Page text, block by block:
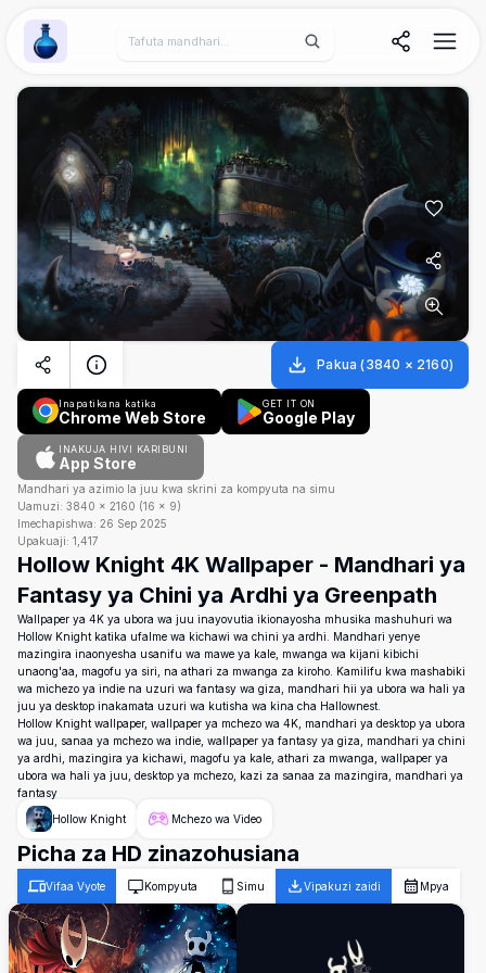
Wallpaper Alchemy
Pakua (3840 × 2160)
Inapatikana katika
Chrome Web Store
GET IT ON
Google Play
INAKUJA HIVI KARIBUNI
App Store
Mandhari ya azimio la juu kwa skrini za kompyuta na simu
Uamuzi: 3840 × 2160 (16 × 9)
Imechapishwa: 26 Sep 2025
Upakuaji: 1,417
Hollow Knight 4K Wallpaper - Mandhari ya
Fantasy ya Chini ya Ardhi ya Greenpath
Wallpaper ya 4K ya ubora wa juu inayovutia ikionayosha mhusika mashuhuri wa
Hollow Knight katika ufalme wa kichawi wa chini ya ardhi. Mandhari yenye
mazingira inaonyesha usanifu wa mawe ya kale, mwanga wa kijani kibichi
unaong'aa, magofu ya siri, na athari za mwanga za kiroho. Kamilifu kwa mashabiki
wa michezo ya indie na uzuri wa fantasy wa giza, mandhari hii ya ubora wa hali ya
juu ya desktop inakamata uzuri wa kutisha wa kina cha Hallownest.
Hollow Knight wallpaper, wallpaper ya mchezo wa 4K, mandhari ya desktop ya ubora
wa juu, sanaa ya mchezo wa indie, wallpaper ya fantasy ya giza, mandhari ya chini
ya ardhi, mazingira ya kichawi, magofu ya kale, athari za mwanga, wallpaper ya
ubora wa hali ya juu, desktop ya mchezo, kazi za sanaa za mazingira, mandhari ya
fantasy
Hollow Knight
Mchezo wa Video
Picha za HD zinazohusiana
Vifaa Vyote Kompyuta Simu Vipakuzi zaidi Mpya